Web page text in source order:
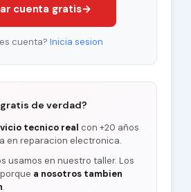
cuenta gratis→
cuenta? Inicia sesion
de verdad?
tecnico real con +20 años
en reparacion electronica.
usamos en nuestro taller. Los
a nosotros tambien
.